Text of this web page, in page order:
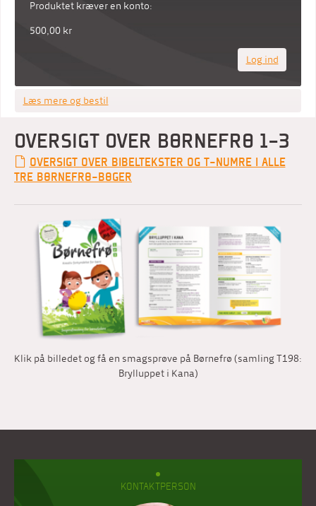
KONTAKTPERSON
Produktet kræver en konto:
500,00 kr
Log ind
Læs mere og bestil
OVERSIGT OVER BØRNEFRØ 1-3
OVERSIGT OVER BIBELTEKSTER OG T-NUMRE I ALLE
TRE BØRNEFRØ-BØGER
Klik på billedet og få en smagsprøve på Børnefrø (samling T198:
Brylluppet i Kana)